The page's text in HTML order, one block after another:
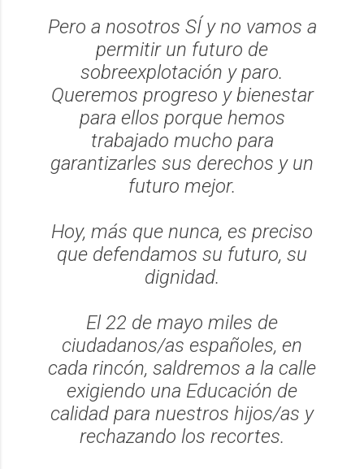
Pero a nosotros SÍ y no vamos a
permitir un futuro de
sobreexplotación y paro.
Queremos progreso y bienestar
para ellos porque hemos
trabajado mucho para
garantizarles sus derechos y un
futuro mejor.
Hoy, más que nunca, es preciso
que defendamos su futuro, su
dignidad.
El 22 de mayo miles de
ciudadanos/as españoles, en
cada rincón, saldremos a la calle
exigiendo una Educación de
calidad para nuestros hijos/as y
rechazando los recortes.